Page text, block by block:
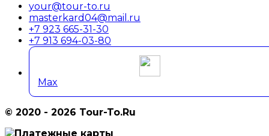
your@tour-to.ru
masterkard04@mail.ru
+7 923 665-31-30
+7 913 694-03-80
Max
© 2020 - 2026 Tour-To.Ru